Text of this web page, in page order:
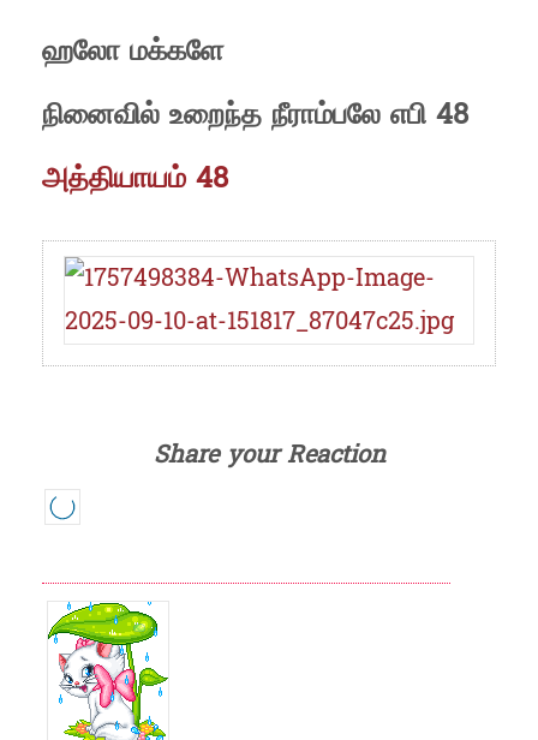
ஹலோ மக்களே
நினைவில் உறைந்த நீராம்பலே எபி 48
அத்தியாயம் 48
Share your Reaction